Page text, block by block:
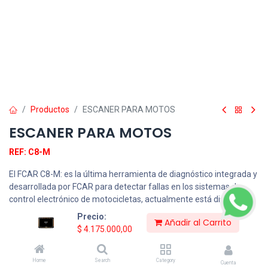
Precio:
$ 4.175.000,00
Añadir al Carrito
Home Search Category Cuenta
Productos ESCANER PARA MOTOS
ESCANER PARA MOTOS
REF: C8-M
El FCAR C8-M: es la última herramienta de diagnóstico integrada y
desarrollada por FCAR para detectar fallas en los sistemas de
control electrónico de motocicletas, actualmente está disponible
para diagnosticar más del 90% de los modelos de marcas de
motocicletas como YAMAHA, SUZUKI, HONDA, KAWASAKI,
necesidades de los grandes talleres de mantenimiento,
instituciones de capacitación, fabricantes, etc.